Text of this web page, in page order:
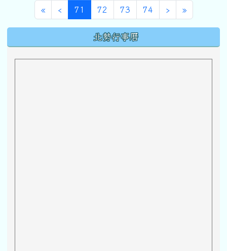
«第一頁
‹上一頁
71 (目前頁次)
72 73 74 ›下一頁
»最後頁
北勢行事曆